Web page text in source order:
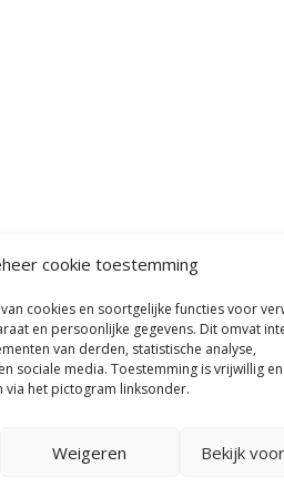
cookie toestemming
cookies en soortgelijke functies voor
en persoonlijke gegevens. Dit omvat
van derden, statistische analyse,
sociale media. Toestemming is vrijwillig
het pictogram linksonder.
Weigeren Bekijk
Meerbode
10
GJ Aalsmeer
341900
en
De